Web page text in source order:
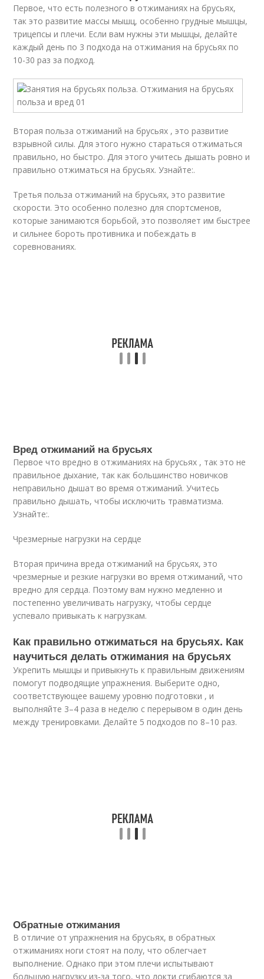
Первое, что есть полезного в отжиманиях на брусьях,
так это развитие массы мышц, особенно грудные мышцы,
трицепсы и плечи. Если вам нужны эти мышцы, делайте
каждый день по 3 подхода на отжимания на брусьях по
10-30 раз за подход.
Вторая польза отжиманий на брусьях , это развитие
взрывной силы. Для этого нужно стараться отжиматься
правильно, но быстро. Для этого учитесь дышать ровно и
правильно отжиматься на брусьях. Узнайте:.
Третья польза отжиманий на брусьях, это развитие
скорости. Это особенно полезно для спортсменов,
которые занимаются борьбой, это позволяет им быстрее
и сильнее бороть противника и побеждать в
соревнованиях.
Вред отжиманий на брусьях
Первое что вредно в отжиманиях на брусьях , так это не
правильное дыхание, так как большинство новичков
неправильно дышат во время отжиманий. Учитесь
правильно дышать, чтобы исключить травматизма.
Узнайте:.
Чрезмерные нагрузки на сердце
Вторая причина вреда отжиманий на брусьях, это
чрезмерные и резкие нагрузки во время отжиманий, что
вредно для сердца. Поэтому вам нужно медленно и
постепенно увеличивать нагрузку, чтобы сердце
успевало привыкать к нагрузкам.
Как правильно отжиматься на брусьях. Как
научиться делать отжимания на брусьях
Укрепить мышцы и привыкнуть к правильным движениям
помогут подводящие упражнения. Выберите одно,
соответствующее вашему уровню подготовки , и
выполняйте 3–4 раза в неделю с перерывом в один день
между тренировками. Делайте 5 подходов по 8–10 раз.
Обратные отжимания
В отличие от упражнения на брусьях, в обратных
отжиманиях ноги стоят на полу, что облегчает
выполнение. Однако при этом плечи испытывают
большую нагрузку из‑за того, что локти сгибаются за